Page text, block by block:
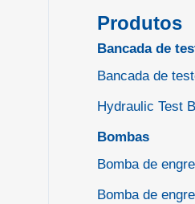
Produtos
Bancada de
Bancada de
Hydraulic Test
Bombas
Bomba de
Bomba de